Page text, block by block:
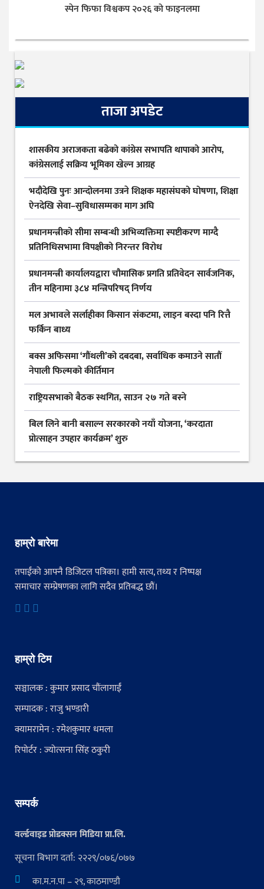
स्पेन फिफा विश्वकप २०२६ को फाइनलमा
ताजा अपडेट
शासकीय अराजकता बढेको कांग्रेस सभापति थापाको आरोप,
कांग्रेसलाई सक्रिय भूमिका खेल्न आग्रह
भदौदेखि पुनः आन्दोलनमा उत्रने शिक्षक महासंघको घोषणा, शिक्षा
ऐनदेखि सेवा–सुविधासम्मका माग अघि
प्रधानमन्त्रीको सीमा सम्बन्धी अभिव्यक्तिमा स्पष्टीकरण माग्दै
प्रतिनिधिसभामा विपक्षीको निरन्तर विरोध
प्रधानमन्त्री कार्यालयद्वारा चौमासिक प्रगति प्रतिवेदन सार्वजनिक,
तीन महिनामा ३८४ मन्त्रिपरिषद् निर्णय
मल अभावले सर्लाहीका किसान संकटमा, लाइन बस्दा पनि रित्तै
फर्किन बाध्य
बक्स अफिसमा ‘गौंथली’को दबदबा, सर्वाधिक कमाउने सातौं
नेपाली फिल्मको कीर्तिमान
राष्ट्रियसभाको बैठक स्थगित, साउन २७ गते बस्ने
बिल लिने बानी बसाल्न सरकारको नयाँ योजना, ‘करदाता
प्रोत्साहन उपहार कार्यक्रम’ शुरु
हाम्रो बारेमा
तपाईंको आफ्नै डिजिटल पत्रिका। हामी सत्य, तथ्य र निष्पक्ष
समाचार सम्प्रेषणका लागि सदैव प्रतिबद्ध छौं।
हाम्रो टिम
सञ्चालक : कुमार प्रसाद चौंलागाईं
सम्पादक : राजु भण्डारी
क्यामरामेन : रमेशकुमार धमला
रिपोर्टर : ज्योत्सना सिंह ठकुरी
सम्पर्क
वर्ल्डवाइड प्रोडक्सन मिडिया प्रा.लि.
सूचना बिभाग दर्ता: २२२९/०७६/०७७
का.म.न.पा – २९, काठमाण्डौ